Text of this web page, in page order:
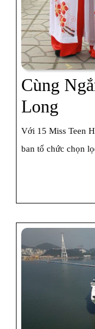
Cùng
Long
Miss
Với 15 Miss Teen
ban tổ chức chọn